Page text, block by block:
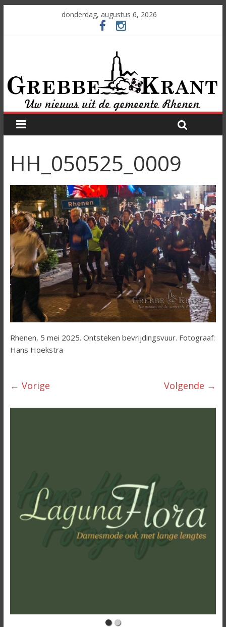
donderdag, augustus 6, 2026
HH_050525_0009
Rhenen, 5 mei 2025. Ontsteken bevrijdingsvuur. Fotograaf:
Hans Hoekstra
← Vorige Volgende →